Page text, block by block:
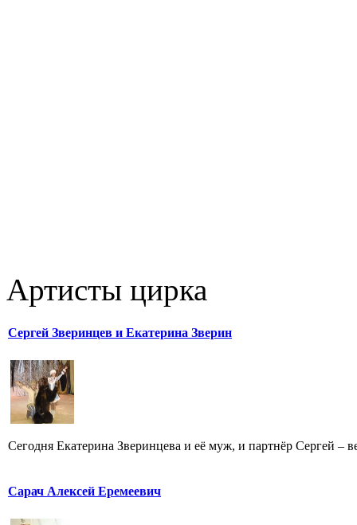
Артисты цирка
Сергей Зверинцев и Екатерина Зверин
Сегодня Екатерина Зверинцева и её муж, и партнёр Сергей –
Сарач Алексей Еремеевич